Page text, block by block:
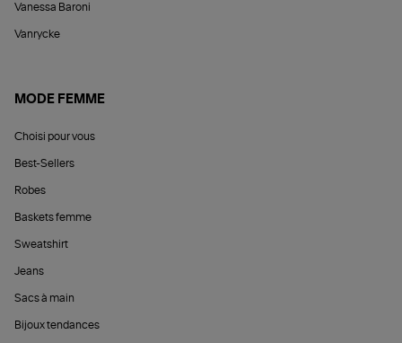
Vanessa Baroni
Vanrycke
MODE FEMME
Choisi pour vous
Best-Sellers
Robes
Baskets femme
Sweatshirt
Jeans
Sacs à main
Bijoux tendances